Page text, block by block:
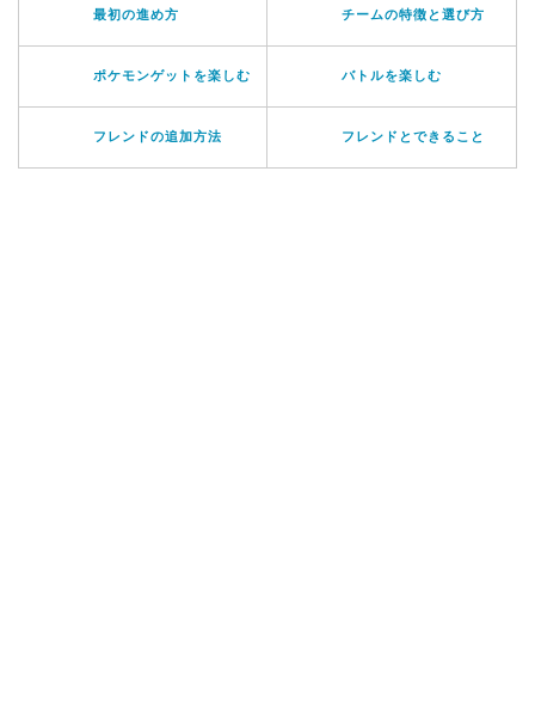
最初の進め方 チームの特徴と選び方
ポケモンゲットを楽しむ バトルを楽しむ
フレンドの追加方法 フレンドとできること